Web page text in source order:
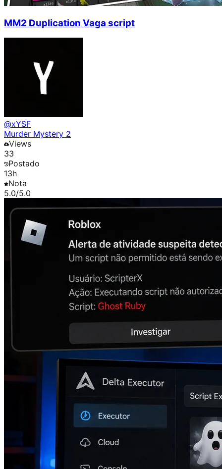
MM2 Duplication Vaga script
@xYSF
Murder Mystery 2
Views
33
Postado
13h
Nota
5.0/5.0